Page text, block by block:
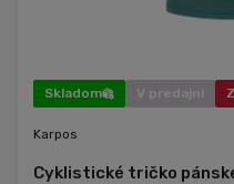
Skladom V predajni
Karpos
Cyklistické tričko